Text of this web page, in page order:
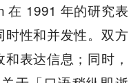
在 1991 年的研究表
时性和并发性。双方
表达信息；同时，